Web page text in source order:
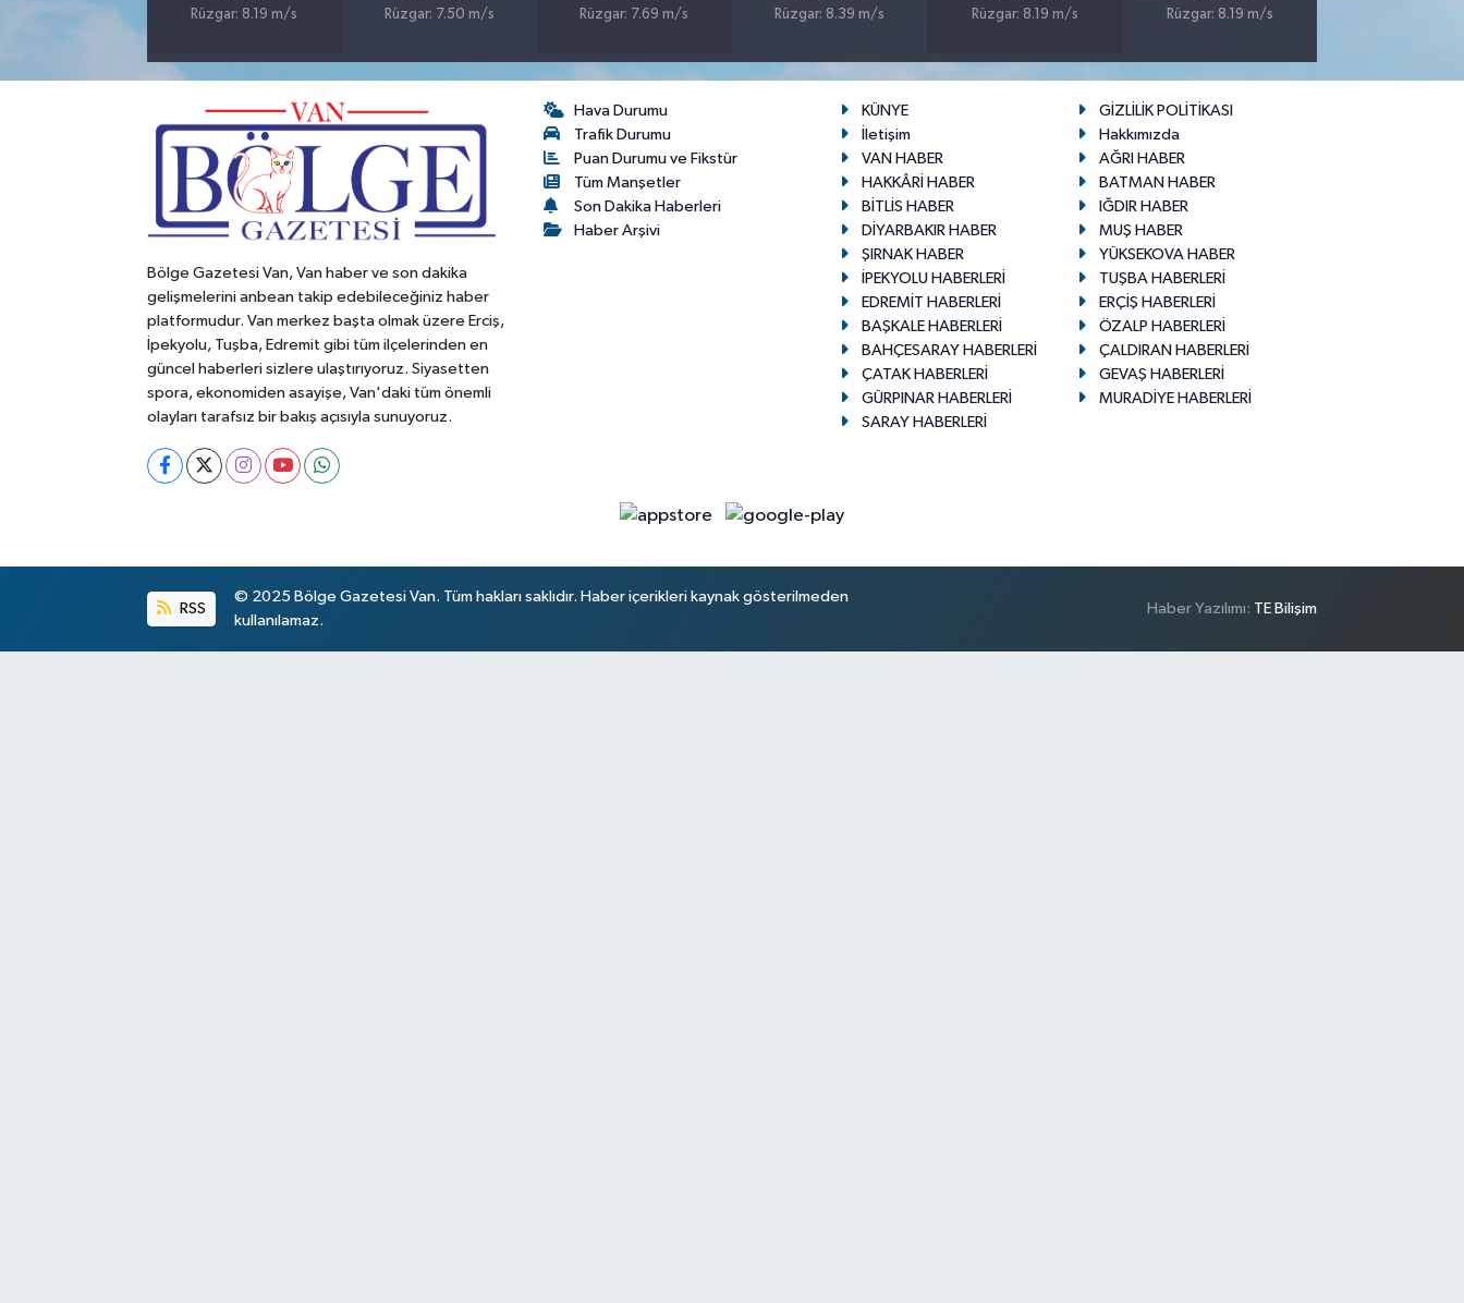
Rüzgar: 8.19 m/s
Rüzgar: 7.50 m/s
Rüzgar: 7.69 m/s
Rüzgar: 8.39 m/s
Rüzgar: 8.19 m/s
Rüzgar: 8.19 m/s
Bölge Gazetesi Van, Van haber ve son dakika
gelişmelerini anbean takip edebileceğiniz haber
platformudur. Van merkez başta olmak üzere Erciş,
İpekyolu, Tuşba, Edremit gibi tüm ilçelerinden en
güncel haberleri sizlere ulaştırıyoruz. Siyasetten
spora, ekonomiden asayişe, Van'daki tüm önemli
olayları tarafsız bir bakış açısıyla sunuyoruz.
Hava Durumu
Trafik Durumu
Puan Durumu ve Fikstür
Tüm Manşetler
Son Dakika Haberleri
Haber Arşivi
KÜNYE
GİZLİLİK POLİTİKASI
İletişim
Hakkımızda
VAN HABER
AĞRI HABER
HAKKÂRİ HABER
BATMAN HABER
BİTLİS HABER
IĞDIR HABER
DİYARBAKIR HABER
MUŞ HABER
ŞIRNAK HABER
YÜKSEKOVA HABER
İPEKYOLU HABERLERİ
TUŞBA HABERLERİ
EDREMİT HABERLERİ
ERÇİŞ HABERLERİ
BAŞKALE HABERLERİ
ÖZALP HABERLERİ
BAHÇESARAY HABERLERİ
ÇALDIRAN HABERLERİ
ÇATAK HABERLERİ
GEVAŞ HABERLERİ
GÜRPINAR HABERLERİ
MURADİYE HABERLERİ
SARAY HABERLERİ
RSS
© 2025 Bölge Gazetesi Van. Tüm hakları saklıdır. Haber içerikleri kaynak gösterilmeden
kullanılamaz.
Haber Yazılımı: TE Bilişim